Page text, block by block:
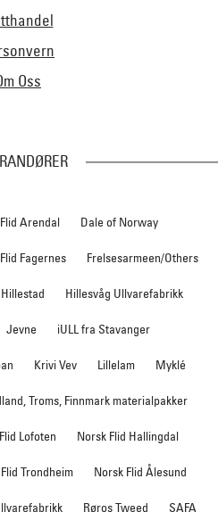
Oss
Arendal Dale of Norway
Fagernes Frelsesarmeen/Others
Hillestad Hillesvåg Ullvarefabrikk
Jevne iULL fra Stavanger
Krivi Vev Lillelam Myklé
Troms, Finnmark materialpakker
Lofoten Norsk Flid Hallingdal
Trondheim Norsk Flid Ålesund
Røros Tweed SAFA